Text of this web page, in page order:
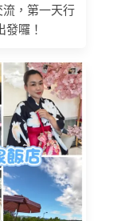
，第一天行
囉！